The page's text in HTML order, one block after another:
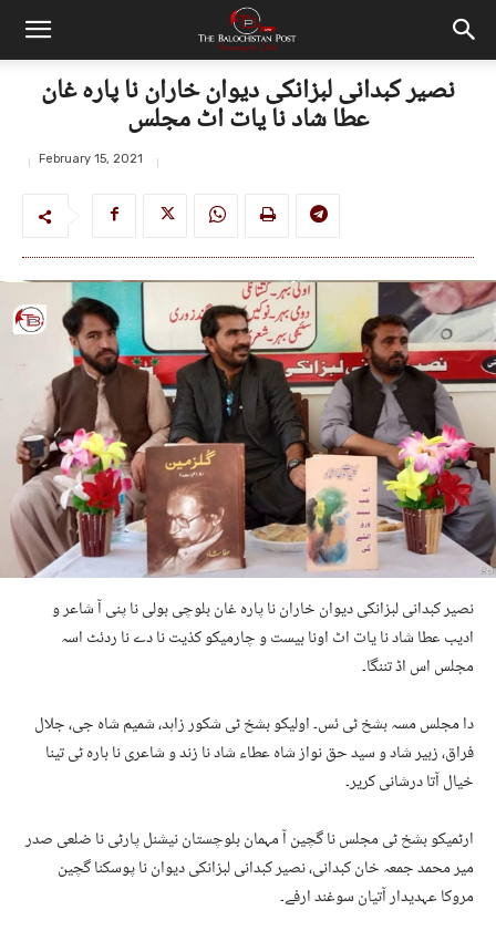
نصیر کبدانی لبزانکی دیوان خاران نا پارہ غان
عطا شاد نا یات اٹ مجلس
February 15, 2021
نصیر کبدانی لبزانکی دیوان خاران نا پارہ غان بلوچی بولی نا پنی آ شاعر و
ادیب عطا شاد نا یات اٹ اونا بیست و چارمیکو کذیت نا دے نا ردئٹ اسہ
مجلس اس اڈ تننگا۔
دا مجلس مسہ بشخ ٹی ئس۔ اولیکو بشخ ٹی شکور زاہد، شمیم شاہ جی، جلال
فراق، زبیر شاد و سید حق نواز شاہ عطاء شاد نا زند و شاعری نا بارہ ٹی تینا
خیال آتا درشانی کریر۔
ارٹمیکو بشخ ٹی مجلس نا گچین آ مہمان بلوچستان نیشنل پارٹی نا ضلعی صدر
میر محمد جمعہ خان کبدانی، نصیر کبدانی لبزانکی دیوان نا پوسکنا گچین
مروکا عہدیدار آتیان سوغند ارفے۔